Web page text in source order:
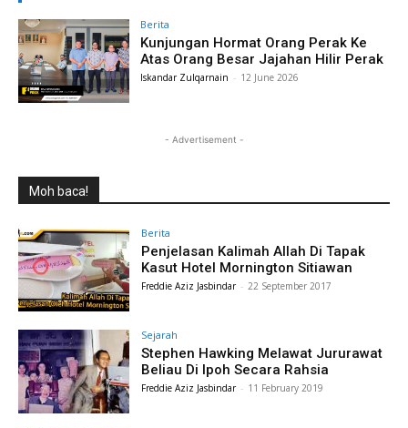
Berita
Kunjungan Hormat Orang Perak Ke
Atas Orang Besar Jajahan Hilir Perak
Iskandar Zulqarnain - 12 June 2026
- Advertisement -
Moh baca!
Berita
Penjelasan Kalimah Allah Di Tapak
Kasut Hotel Mornington Sitiawan
Freddie Aziz Jasbindar - 22 September 2017
Sejarah
Stephen Hawking Melawat Jururawat
Beliau Di Ipoh Secara Rahsia
Freddie Aziz Jasbindar - 11 February 2019